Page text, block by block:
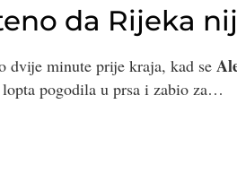
da Rijeka
dvije minute prije kraja, kad se
lopta pogodila u prsa i zabio za…